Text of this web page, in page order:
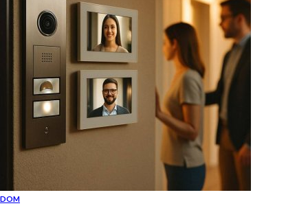
DOM